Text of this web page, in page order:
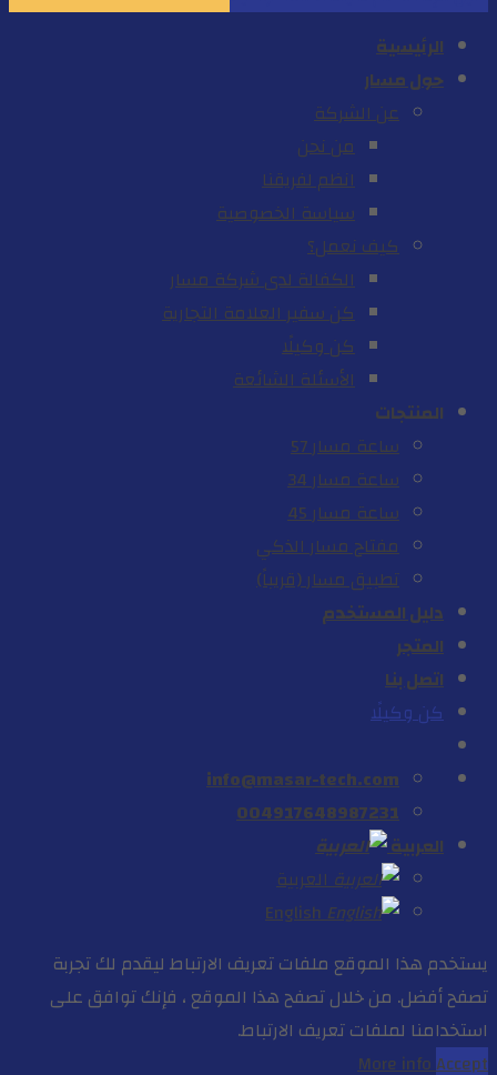
الرئيسية
حول مسار
عن الشركة
من نحن
انظم لفريقنا
سياسة الخصوصية
كيف نعمل؟
الكفالة لدى شركة مسار
كن سفير العلامة التجارية
كن وكيلًا
الأسئلة الشائعة
المنتجات
ساعة مسار 57
ساعة مسار 34
ساعة مسار 45
مفتاح مسار الذكي
تطبيق مسار (قريباً)
دليل المستخدم
المتجر
اتصل بنا
كن وكيلًا
info@masar-tech.com
004917648987231
العربية
العربية
English
يستخدم هذا الموقع ملفات تعريف الارتباط ليقدم لك تجربة
تصفح أفضل. من خلال تصفح هذا الموقع ، فإنك توافق على
استخدامنا لملفات تعريف الارتباط.
More infoAccept